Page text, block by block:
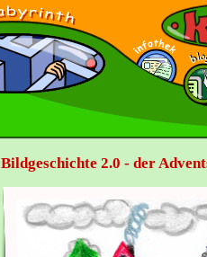
Bildgeschichte 2.0 - der